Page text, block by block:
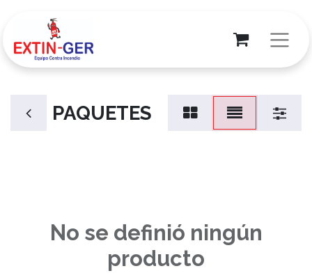
PAQUETES
No se definió ningún
producto